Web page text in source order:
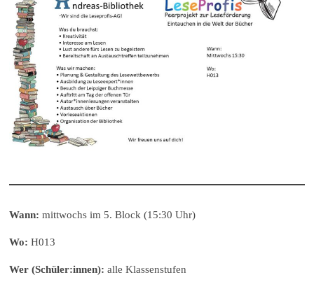
Wann: mittwochs im 5. Block (15:30 Uhr)
Wo: H013
Wer (Schüler:innen): alle Klassenstufen